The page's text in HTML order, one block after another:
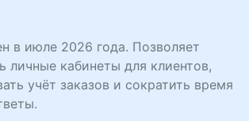
в июле 2026 года. Позволяет
личные кабинеты для клиентов,
учёт заказов и сократить время